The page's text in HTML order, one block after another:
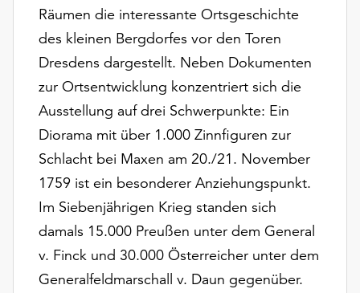
Ende
Schaltfläche
„Cookie-
Einstellungen“
Verfügung.
Funktionale
Cookies
auch
ohne
Räumen die interessante Ortsgeschichte
des kleinen Bergdorfes vor den Toren
Dresdens dargestellt. Neben Dokumenten
zur Ortsentwicklung konzentriert sich die
Ausstellung auf drei Schwerpunkte: Ein
Diorama mit über 1.000 Zinnfiguren zur
Schlacht bei Maxen am 20./21. November
1759 ist ein besonderer Anziehungspunkt.
Im Siebenjährigen Krieg standen sich
damals 15.000 Preußen unter dem General
v. Finck und 30.000 Österreicher unter dem
Generalfeldmarschall v. Daun gegenüber.